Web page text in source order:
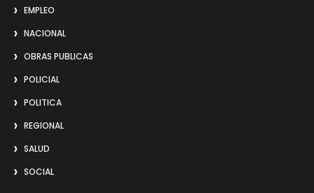
EMPLEO
NACIONAL
OBRAS PUBLICAS
POLICIAL
POLITICA
REGIONAL
SALUD
SOCIAL